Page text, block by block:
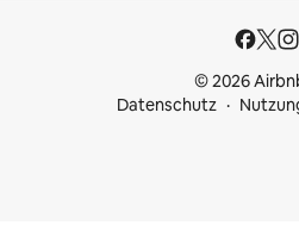
© 2026
Datenschutz